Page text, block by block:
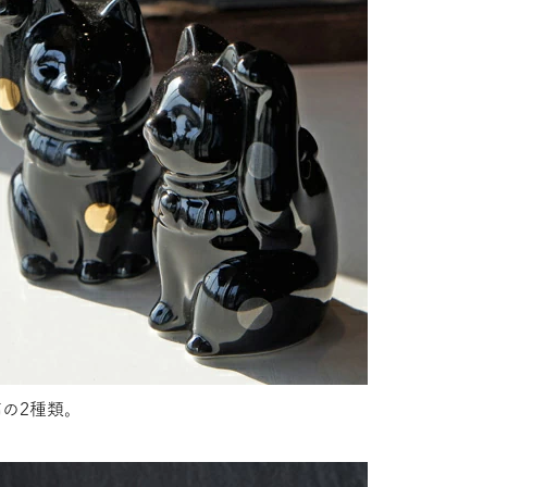
2種類。